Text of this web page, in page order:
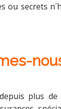
ou secrets
plus